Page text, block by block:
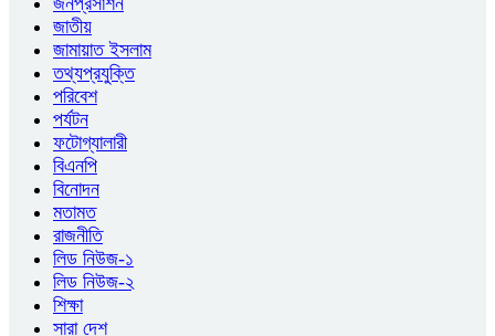
জাতীয়
জামায়াত ইসলাম
তথ্যপ্রযুক্তি
পরিবেশ
পর্যটন
ফটোগ্যালারী
বিএনপি
বিনোদন
মতামত
রাজনীতি
লিড নিউজ-১
লিড নিউজ-২
শিক্ষা
সারা দেশ